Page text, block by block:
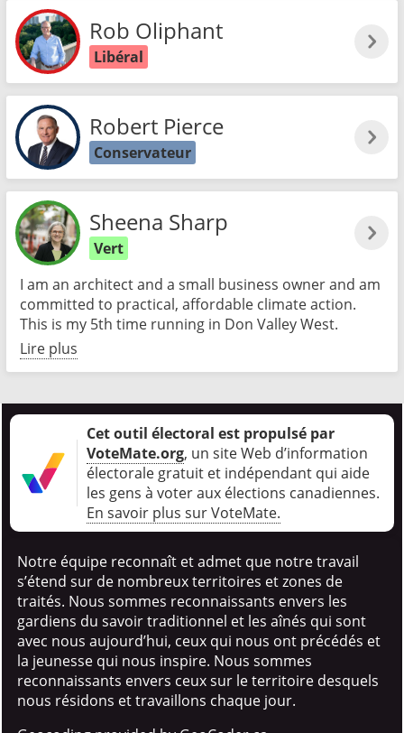
Rob Oliphant
Libéral
Robert Pierce
Conservateur
Sheena Sharp
Vert
I am an architect and a small business owner and am
committed to practical, affordable climate action.
This is my 5th time running in Don Valley West.
Lire plus
Cet outil électoral est propulsé par
VoteMate.org, un site Web d’information
électorale gratuit et indépendant qui aide
les gens à voter aux élections canadiennes.
En savoir plus sur VoteMate.
Notre équipe reconnaît et admet que notre travail
s’étend sur de nombreux territoires et zones de
traités. Nous sommes reconnaissants envers les
gardiens du savoir traditionnel et les aînés qui sont
avec nous aujourd’hui, ceux qui nous ont précédés et
la jeunesse qui nous inspire. Nous sommes
reconnaissants envers ceux sur le territoire desquels
nous résidons et travaillons chaque jour.